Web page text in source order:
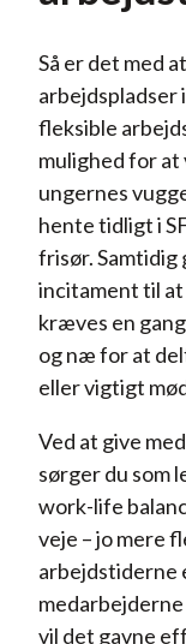
Så er det med
arbejdspladser
fleksible
mulighed for
ungernes
hente tidligt i
frisør. Samtidig
incitament til
kræves en
og næ for at
eller vigtigt
Ved at give
sørger du som
work-life
veje – jo mere
arbejdstiderne
vil det gavne